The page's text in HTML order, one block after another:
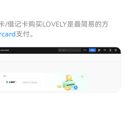
/借记卡购买LOVELY是最简易的方
支付。